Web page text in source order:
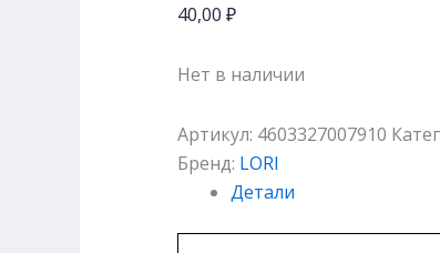
40,00 ₽
Нет в наличии
Артикул: 4603327007910
Бренд: LORI
Детали